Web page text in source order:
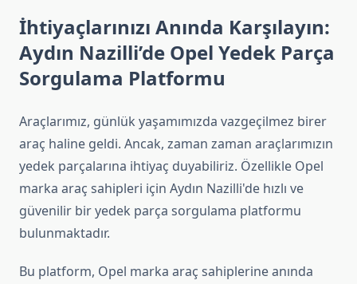
İhtiyaçlarınızı Anında Karşılayın:
Aydın Nazilli’de Opel Yedek Parça
Sorgulama Platformu
Araçlarımız, günlük yaşamımızda vazgeçilmez birer
araç haline geldi. Ancak, zaman zaman araçlarımızın
yedek parçalarına ihtiyaç duyabiliriz. Özellikle Opel
marka araç sahipleri için Aydın Nazilli'de hızlı ve
güvenilir bir yedek parça sorgulama platformu
bulunmaktadır.
Bu platform, Opel marka araç sahiplerine anında